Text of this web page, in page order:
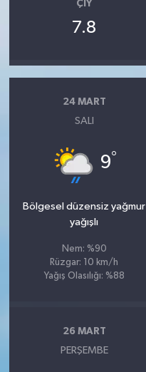
ÇIY
7.8
24 MART
SALI
9°
Bölgesel düzensiz yağmur
yağışlı
Nem: %90
Rüzgar: 10 km/h
Yağış Olasılığı: %88
26 MART
PERŞEMBE